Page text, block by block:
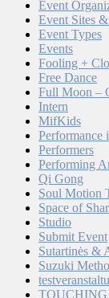
Event
Event Sites
Event Types
Events
Fooling +
Free Dance
Full Moon –
Intern
MifKids
Performance
Performers
Performing
Qi Gong
Soul Motion
Space of
Studio
Submit Event
Sutartinės &
Suzuki